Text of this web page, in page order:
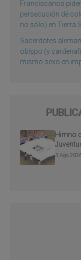
Franciscanos
persecución de
no sólo) en Tierra
Sacerdotes
obispo (y
mismo sexo en
Himno
3 Ago